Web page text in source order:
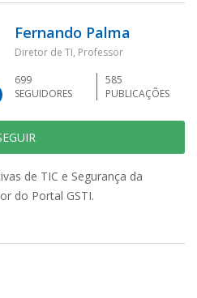
Fernando Palma
Diretor de TI, Professor
699
SEGUIDORES
585
PUBLICAÇÕES
de TIC e Segurança da
do Portal GSTI.